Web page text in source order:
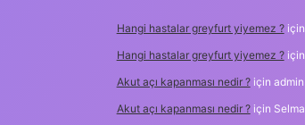
Hangi hastalar greyfurt yiyemez ?için
Hangi hastalar greyfurt yiyemez ?için
Akut açı kapanması nedir ?için admin
Akut açı kapanması nedir ?için Selma